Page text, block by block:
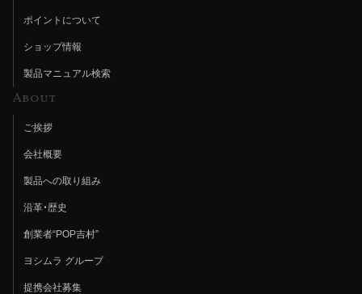
ポイントについて
ショップ情報
製品マニュアル検索
About
ご挨拶
会社概要
製品への取り組み
沿革・歴史
創業者“POP吉村”
ヨシムラ グループ
提携会社募集